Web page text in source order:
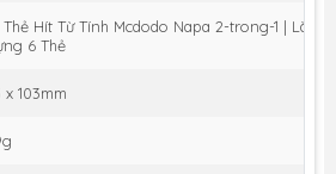
Hít Từ Tính Mcdodo Napa 2-trong-1 | Làm
6 Thẻ
x 103mm